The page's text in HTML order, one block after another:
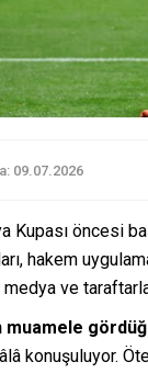
09.07.2026
Kupası öncesi
hakem
medya ve
muamele
konuşuluyor.